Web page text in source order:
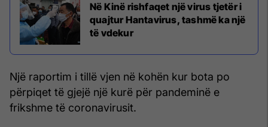
Në Kinë rishfaqet një virus tjetër i
quajtur Hantavirus, tashmë ka një
të vdekur
Një raportim i tillë vjen në kohën kur bota po
përpiqet të gjejë një kurë për pandeminë e
frikshme të coronavirusit.